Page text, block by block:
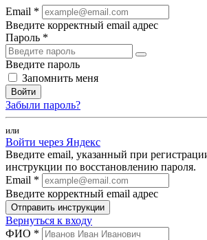
Email *
Введите корректный email адрес
Пароль *
Введите пароль
Запомнить меня
Войти
Забыли пароль?
или
Войти через Яндекс
Введите email, указанный при
инструкции по восстановлению пароля.
Email *
Введите корректный email адрес
Отправить инструкции
Вернуться к входу
ФИО *